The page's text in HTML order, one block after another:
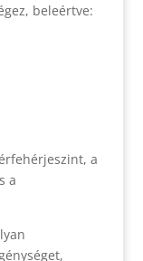
beleértve:
a
a